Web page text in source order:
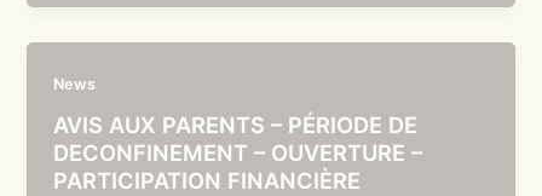
News
AVIS AUX PARENTS – PÉRIODE DE
DECONFINEMENT – OUVERTURE –
PARTICIPATION FINANCIÈRE